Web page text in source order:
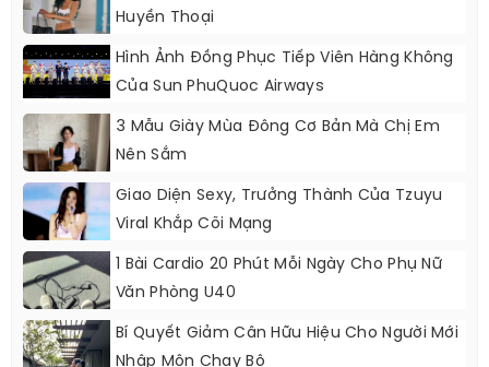
Huyền Thoại
Hình Ảnh Đồng Phục Tiếp Viên Hàng Không
Của Sun PhuQuoc Airways
3 Mẫu Giày Mùa Đông Cơ Bản Mà Chị Em
Nên Sắm
Giao Diện Sexy, Trưởng Thành Của Tzuyu
Viral Khắp Cõi Mạng
1 Bài Cardio 20 Phút Mỗi Ngày Cho Phụ Nữ
Văn Phòng U40
Bí Quyết Giảm Cân Hữu Hiệu Cho Người Mới
Nhập Môn Chạy Bộ